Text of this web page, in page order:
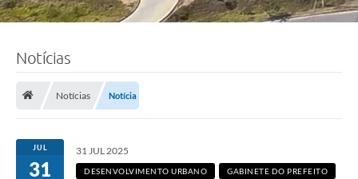
Notícias
Notícias Notícia
JUL
31
31 JUL 2025
DESENVOLVIMENTO URBANO GABINETE DO PREFEITO
u